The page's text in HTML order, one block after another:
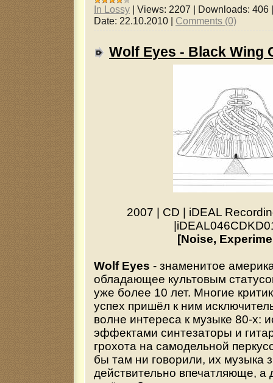
In Lossy Views: 2207 Downloads: 406
Date: 22.10.2010 Comments (0)
Wolf Eyes - Black Wing
2007 CD
iDEAL
[Noise,
Wolf Eyes - знаменитое
обладающее культовым
уже более 10 лет. Многие
успех пришёл к ним
волне интереса к музыке 80-х:
эффектами синтезаторы и
грохота на самодельной
бы там ни говорили, их музыка
действительно впечатляюще,